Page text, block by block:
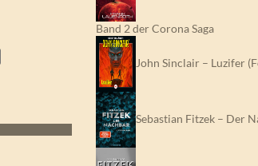
Band 2 der Corona Saga
John Sinclair – Luzifer
Sebastian Fitzek – Der